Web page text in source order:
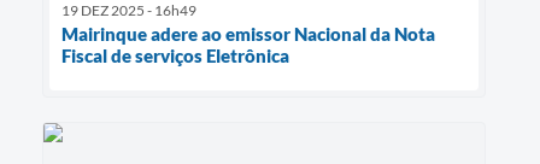
19 DEZ 2025 - 16h49
Mairinque adere ao emissor Nacional da Nota
Fiscal de serviços Eletrônica